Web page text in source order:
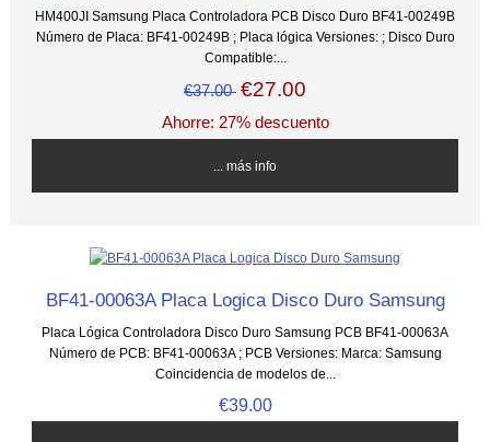
HM400JI Samsung Placa Controladora PCB Disco Duro BF41-00249B
Número de Placa: BF41-00249B ; Placa lógica Versiones: ; Disco Duro
Compatible:...
€37.00 €27.00
Ahorre: 27% descuento
... más info
BF41-00063A Placa Logica Disco Duro Samsung
Placa Lógica Controladora Disco Duro Samsung PCB BF41-00063A
Número de PCB: BF41-00063A ; PCB Versiones: Marca: Samsung
Coincidencia de modelos de...
€39.00